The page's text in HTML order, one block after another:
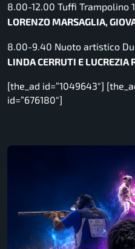
8.00-12.00 Tuffi Trampolino
LORENZO MARSAGLIA,
8.00-9.40 Nuoto artistico
LINDA CERRUTI E LUCREZIA
[the_ad id=”1049643″]
id=”676180″]